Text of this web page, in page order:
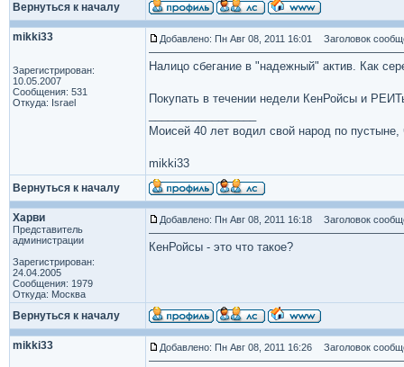
Вернуться к началу
mikki33
Зарегистрирован:
10.05.2007
Сообщения: 531
Откуда: Israel
Добавлено: Пн Авг 08, 2011 16:01 Заголовок
Налицо сбегание в "надежный" актив. Как
Покупать в течении недели КенРойсы и
Моисей 40 лет водил свой народ по
mikki33
Вернуться к началу
Харви
Представитель
администрации
Зарегистрирован:
24.04.2005
Сообщения: 1979
Откуда: Москва
Добавлено: Пн Авг 08, 2011 16:18 Заголовок
КенРойсы - это что такое?
Вернуться к началу
mikki33 Добавлено: Пн Авг 08, 2011 16:26 Заголовок